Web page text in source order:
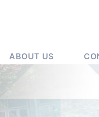
ABOUT US